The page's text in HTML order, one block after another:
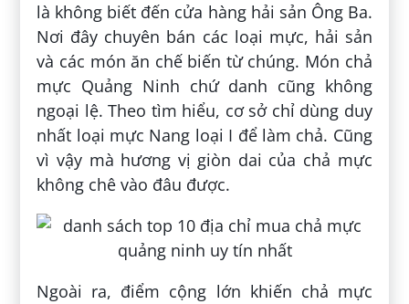
là không biết đến cửa hàng hải sản Ông Ba.
Nơi đây chuyên bán các loại mực, hải sản
và các món ăn chế biến từ chúng. Món chả
mực Quảng Ninh chứ danh cũng không
ngoại lệ. Theo tìm hiểu, cơ sở chỉ dùng duy
nhất loại mực Nang loại I để làm chả. Cũng
vì vậy mà hương vị giòn dai của chả mực
không chê vào đâu được.
Ngoài ra, điểm cộng lớn khiến chả mực